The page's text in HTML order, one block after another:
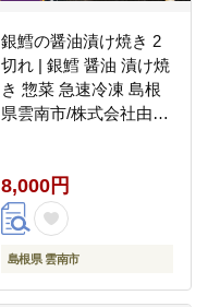
銀鱈の醤油漬け焼き 2
切れ | 銀鱈 醤油 漬け焼
き 惣菜 急速冷凍 島根
県雲南市/株式会社由多
8,000円
島根県 雲南市